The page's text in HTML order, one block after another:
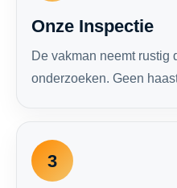
Onze Inspectie
De vakman neemt rustig
onderzoeken. Geen
3